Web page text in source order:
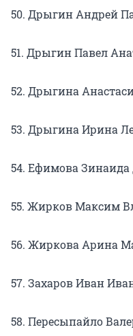
50. Дрыгин Андрей
51. Дрыгин Павел
52. Дрыгина
53. Дрыгина Ирина
54. Ефимова Зинаида
55. Жирков Максим
56. Жиркова Арина
57. Захаров Иван
58. Пересыпайло